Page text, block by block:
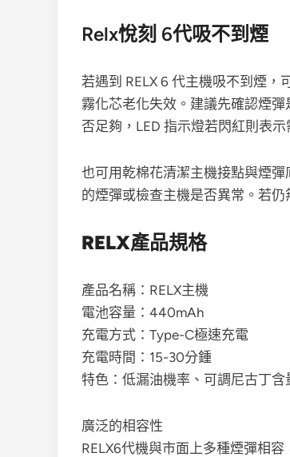
Relx悅刻 6代吸不到煙
若遇到 RELX 6 代主機吸不到煙
霧化芯老化失效。建議先確認煙
否足夠，LED 指示燈若閃紅則表示
也可用乾棉花清潔主機接點與煙
的煙彈或檢查主機是否異常。若
RELX產品規格
產品名稱：RELX主機
電池容量：440mAh
充電方式：Type-C極速充電
充電時間：15-30分鍾
特色：低漏油機率、可調尼古丁
廣泛的相容性
RELX6代機與市面上多種煙彈相容